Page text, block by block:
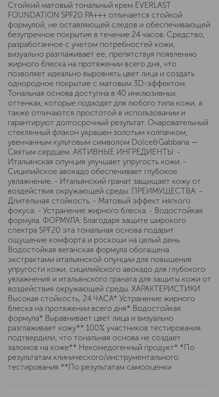
Стойкий матовый тональный крем EVERLAST
FOUNDATION SPF20 PA+++ отличается стойкой
формулой, не оставляющей следов и обеспечивающей
безупречное покрытие в течение 24 часов. Средство,
разработанное с учетом потребностей кожи,
визуально разглаживает ее, препятствуя появлению
жирного блеска на протяжении всего дня, что
позволяет идеально выровнять цвет лица и создать
однородное покрытие с матовым 3D-эффектом.
Тональная основа доступна в 40 инклюзивных
оттенках, которые подходят для любого типа кожи, а
также отличаются простотой в использовании и
гарантируют долгосрочный результат. Очаровательный
стеклянный флакон украшен золотым колпачком,
увенчанным культовым символом Dolce&Gabbana —
Святым сердцем. АКТИВНЫЕ ИНГРЕДИЕНТЫ: -
Итальянская опунция улучшает упругость кожи. -
Сицилийское авокадо обеспечивает глубокое
увлажнение. - Итальянский гранат защищает кожу от
воздействия окружающей среды. ПРЕИМУЩЕСТВА: -
Длительная стойкость. - Матовый эффект мягкого
фокуса. - Устранение жирного блеска. - Водостойкая
формула. ФОРМУЛА: Благодаря защите широкого
спектра SPF20 эта тональная основа подарит
ощущение комфорта и роскоши на целый день.
Водостойкая веганская формула обогащена
экстрактами итальянской опунции для повышения
упругости кожи, сицилийского авокадо для глубокого
увлажнения и итальянского граната для защиты кожи от
воздействия окружающей среды. ХАРАКТЕРИСТИКИ
Высокая стойкость, 24 ЧАСА* Устранение жирного
блеска на протяжении всего дня* Водостойкая
формула* Выравнивает цвет лица и визуально
разглаживает кожу** 100% участников тестирования
подтвердили, что тональная основа не создает
заломов на коже** Некомедогенный продукт* *По
результатам клинического/инструментального
тестирования **По результатам самооценки